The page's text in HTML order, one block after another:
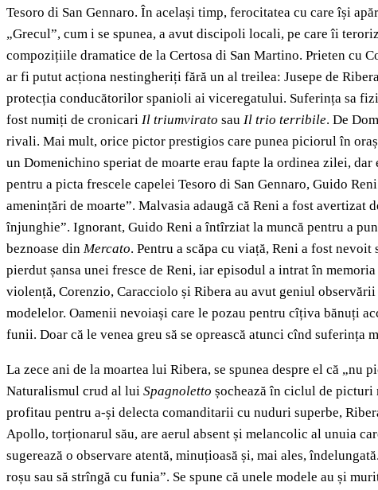
Tesoro di San Gennaro. În același timp, ferocitatea cu care își
„Grecul”, cum i se spunea, a avut discipoli locali, pe care îi
compozițiile dramatice de la Certosa di San Martino. Prieten cu
ar fi putut acționa nestingheriți fără un al treilea: Jusepe de
protecția conducătorilor spanioli ai viceregatului. Suferința sa
fost numiți de cronicari Il triumvirato sau Il trio terribile. De
rivali. Mai mult, orice pictor prestigios care punea piciorul în
un Domenichino speriat de moarte erau fapte la ordinea zilei,
pentru a picta frescele capelei Tesoro di San Gennaro, Guido
amenințări de moarte”. Malvasia adaugă că Reni a fost avertizat
înjunghie”. Ignorant, Guido Reni a întîrziat la muncă pentru a
beznoase din Mercato. Pentru a scăpa cu viață, Reni a fost
pierdut șansa unei fresce de Reni, iar episodul a intrat în
violență, Corenzio, Caracciolo și Ribera au avut geniul
modelelor. Oamenii nevoiași care le pozau pentru cîțiva bănuți
funii. Doar că le venea greu să se oprească atunci cînd suferința
La zece ani de la moartea lui Ribera, se spunea despre el că
Naturalismul crud al lui Spagnoletto șochează în ciclul de
profitau pentru a-și delecta comanditarii cu nuduri superbe,
Apollo, torționarul său, are aerul absent și melancolic al unuia
sugerează o observare atentă, minuțioasă și, mai ales,
roșu sau să strîngă cu funia”. Se spune că unele modele au și